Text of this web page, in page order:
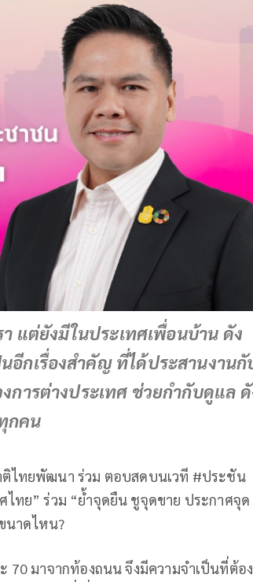
แต่ยังมีในประเทศเพื่อนบ้าน ดัง
อีกเรื่องสำคัญ ที่ได้ประสานงานกั
การต่างประเทศ ช่วยกำกับดูแล
กคน
ติไทยพัฒนา ร่วม ตอบสดบนเวที #ประชัน
ไทย” ร่วม “ย้ำจุดยืน ชูจุดขาย ประกาศจุด
นาดไหน?
70 มาจากท้องถนน จึงมีความจำเป็นที่ต้อง